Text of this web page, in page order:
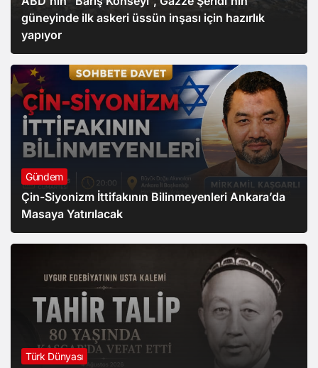
güneyinde ilk askeri üssün inşası için hazırlık
yapıyor
Gündem
Çin-Siyonizm İttifakının Bilinmeyenleri Ankara’da
Masaya Yatırılacak
Türk Dünyası